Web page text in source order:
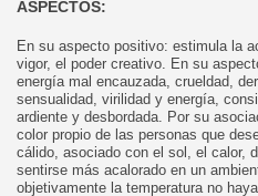
ASPECTOS:
En su aspecto positivo: estimula la
vigor, el poder creativo. En su
energía mal encauzada, crueldad,
sensualidad, virilidad y energía,
ardiente y desbordada. Por su
color propio de las personas que
cálido, asociado con el sol, el calor,
sentirse más acalorado en un
objetivamente la temperatura no